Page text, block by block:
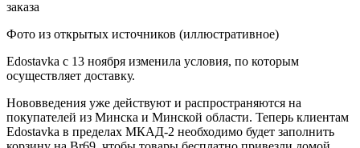
Фото из открытых источников (иллюстративное)
Edostavka с 13 ноября изменила условия, по которым
осуществляет доставку.
Нововведения уже действуют и распространяются на
покупателей из Минска и Минской области. Теперь клиентам
Edostavka в пределах МКАД-2 необходимо будет заполнить